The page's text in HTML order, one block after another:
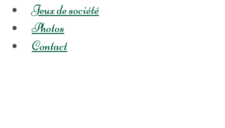
Jeux de société
Photos
Contact